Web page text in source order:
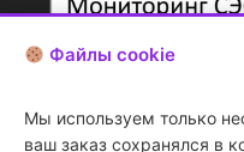
Файлы cookie
Мы используем только
ваш заказ сохранялся в